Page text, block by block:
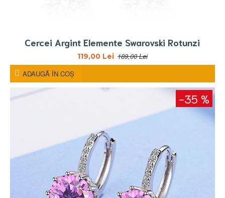
Cercei Argint Elemente Swarovski Rotunzi
119,00 Lei 189,00 Lei
ADAUGĂ ÎN COŞ
-35 %